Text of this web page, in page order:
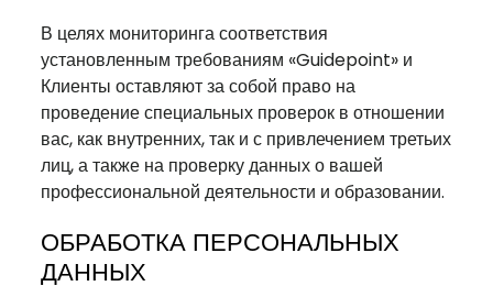
В целях мониторинга соответствия
установленным требованиям «Guidepoint» и
Клиенты оставляют за собой право на
проведение специальных проверок в отношении
вас, как внутренних, так и с привлечением третьих
лиц, а также на проверку данных о вашей
профессиональной деятельности и образовании.
ОБРАБОТКА ПЕРСОНАЛЬНЫХ
ДАННЫХ